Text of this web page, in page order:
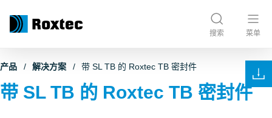
搜索 菜单
产品 解决方案 带 SL TB 的 Roxtec TB 密封件
带 SL TB 的 Roxtec TB 密封件